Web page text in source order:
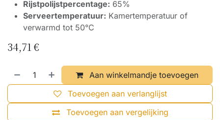
Rijstpolijstpercentage: 65%
Serveertemperatuur: Kamertemperatuur of
verwarmd tot 50°C
34,71€
Aan winkelmandje toevoegen
Toevoegen aan vergelijking
Toevoegen aan verlanglijst